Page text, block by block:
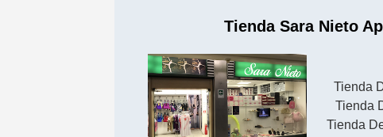
Tienda Sara Nieto
Tienda
Tienda
Tienda